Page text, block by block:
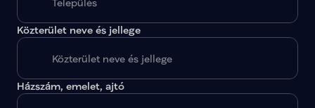
Közterület neve és jellege
Házszám, emelet, ajtó